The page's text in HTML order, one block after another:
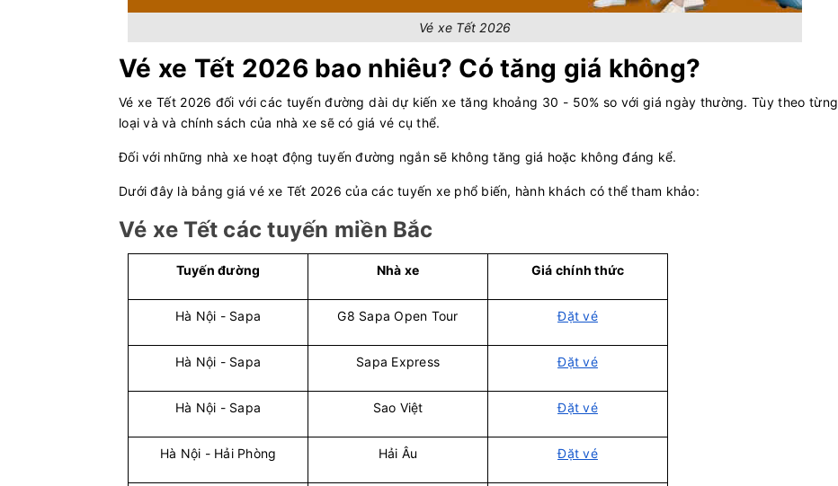
Vé xe Tết 2026
Vé xe Tết 2026 bao nhiêu? Có tăng giá không?
Vé xe Tết 2026 đối với các tuyến đường dài dự kiến xe tăng khoảng 30 - 50% so với giá ngày thường. Tùy theo từng
loại và và chính sách của nhà xe sẽ có giá vé cụ thể.
Đối với những nhà xe hoạt động tuyến đường ngắn sẽ không tăng giá hoặc không đáng kể.
Dưới đây là bảng giá vé xe Tết 2026 của các tuyến xe phổ biến, hành khách có thể tham khảo:
Vé xe Tết các tuyến miền Bắc
Tuyến đường Nhà xe Giá chính thức
Hà Nội - Sapa G8 Sapa Open Tour Đặt vé
Hà Nội - Sapa Sapa Express Đặt vé
Hà Nội - Sapa Sao Việt Đặt vé
Hà Nội - Hải Phòng Hải Âu Đặt vé